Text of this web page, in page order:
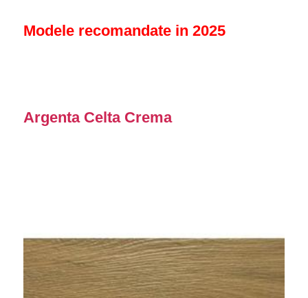
Modele recomandate in 2025
Argenta Celta Crema